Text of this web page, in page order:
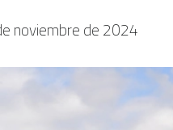
noviembre de 2024